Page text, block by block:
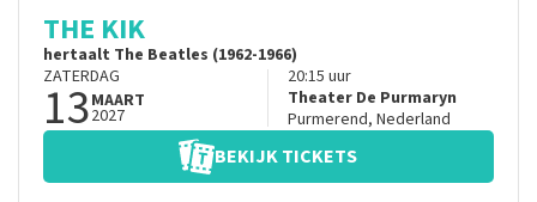
THE KIK
hertaalt The Beatles (1962-1966)
ZATERDAG
13MAART
2027
20:15 uur
Theater De Purmaryn
Purmerend, Nederland
BEKIJK TICKETS